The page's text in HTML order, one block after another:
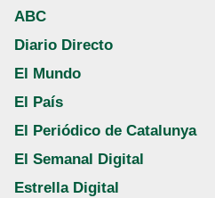
ABC
Diario Directo
El Mundo
El País
El Periódico de Catalunya
El Semanal Digital
Estrella Digital